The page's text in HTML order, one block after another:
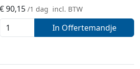
€90,15 /1 dag incl. BTW
In Offertemandje